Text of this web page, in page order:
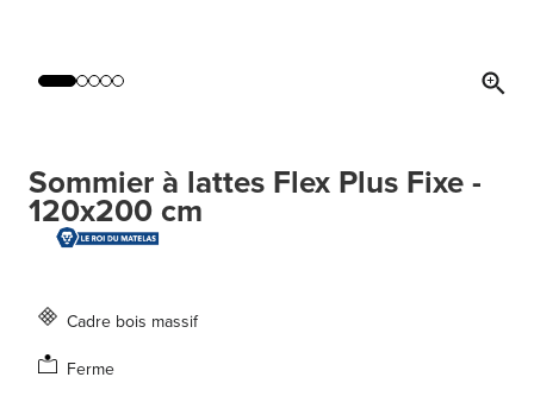
Sommier à lattes Flex Plus Fixe -
120x200 cm
Cadre bois massif
Ferme